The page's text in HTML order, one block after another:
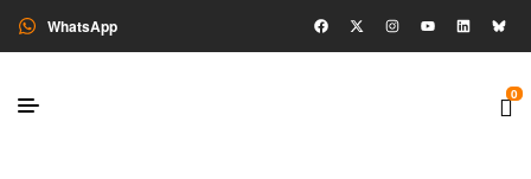
WhatsApp
0